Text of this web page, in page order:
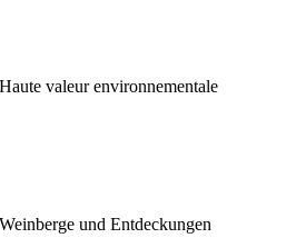
Haute valeur environnementale
Weinberge und Entdeckungen